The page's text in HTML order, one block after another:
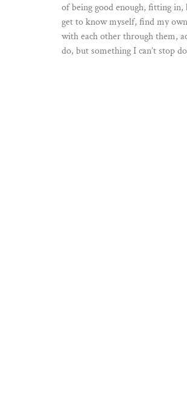
of being good enough, fitting
get to know myself, find my
with each other through them,
do, but something I can’t stop